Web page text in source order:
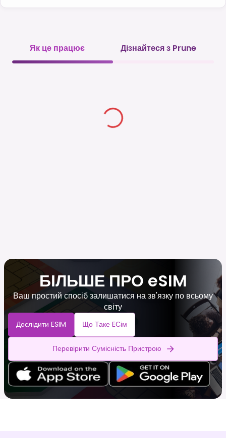
Як це працює Дізнайтеся з Prune
БІЛЬШЕ ПРО eSIM
Ваш простий спосіб залишатися на зв'язку по всьому
світу
Дослідити ESIM Що Таке EСім
Перевірити Сумісність Пристрою